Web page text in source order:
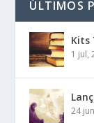
ÚLTIMOS
Kits
1 jul,
24